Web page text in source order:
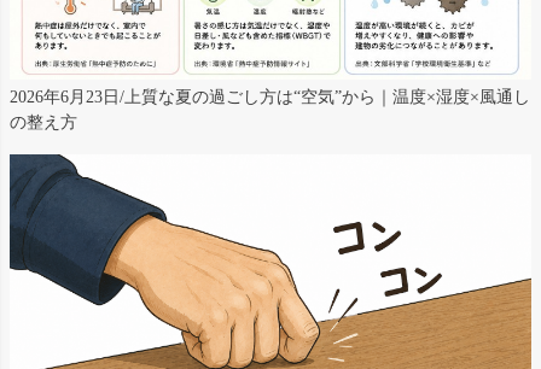
2026年6月23日/上質な夏の過ごし方は“空気”から｜温度×湿度×風通し
の整え方